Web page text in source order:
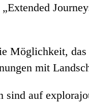
Möglichkeit,
mit
auf